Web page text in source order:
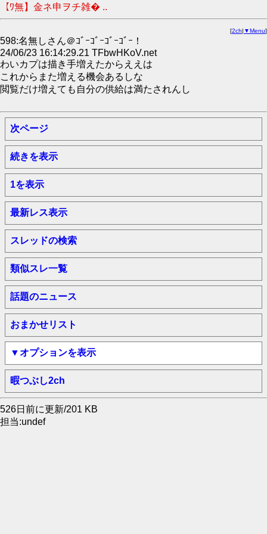
【ﾜ無】金ネ申ヲチ雑� ..
[2ch| ▼Menu]
598:名無しさん＠ｺﾞｰｺﾞｰｺﾞｰｺﾞｰ！
24/06/23 16:14:29.21 TFbwHKoV.net
わいカプは描き手増えたからええは
これからまた増える機会あるしな
閲覧だけ増えても自分の供給は満たされんし
次ページ
続きを表示
1を表示
最新レス表示
スレッドの検索
類似スレ一覧
話題のニュース
おまかせリスト
▼オプションを表示
暇つぶし2ch
526日前に更新/201 KB
担当:undef